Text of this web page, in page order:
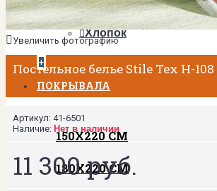
Тенсел
Хлопок
+
ПОКРЫВАЛА
150Х220 СМ
180Х220 СМ
Увеличить фотографию
Постельное белье Stile Tex H-
Артикул: 41-6501
Наличие: Нет в наличии
11 300 руб.